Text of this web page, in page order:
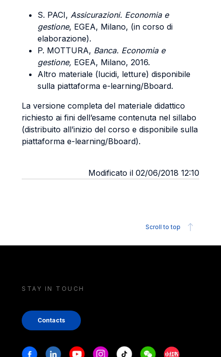
S. PACI, Assicurazioni. Economia e
gestione, EGEA, Milano, (in corso di
elaborazione).
P. MOTTURA, Banca. Economia e
gestione, EGEA, Milano, 2016.
Altro materiale (lucidi, letture) disponibile
sulla piattaforma e-learning/Bboard.
La versione completa del materiale didattico
richiesto ai fini dell’esame contenuta nel sillabo
(distribuito all’inizio del corso e disponibile sulla
piattaforma e-learning/Bboard).
Modificato il 02/06/2018 12:10
Scroll to top
STAY IN TOUCH
Contacts
Stay in touch
FacebookLinkedinYoutubeInstagram
Tiktok WeechatXiaohongshu/